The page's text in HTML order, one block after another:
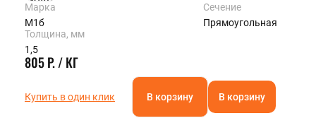
Марка
М1б
Сечение
Прямоугольная
Толщина, мм
1,5
805 Р. / КГ
Купить в один клик В корзину В корзину